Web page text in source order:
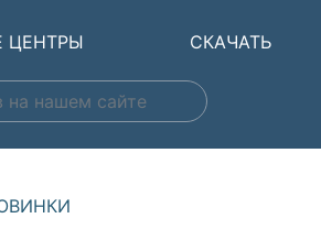
ЦЕНТРЫ СКАЧАТЬ